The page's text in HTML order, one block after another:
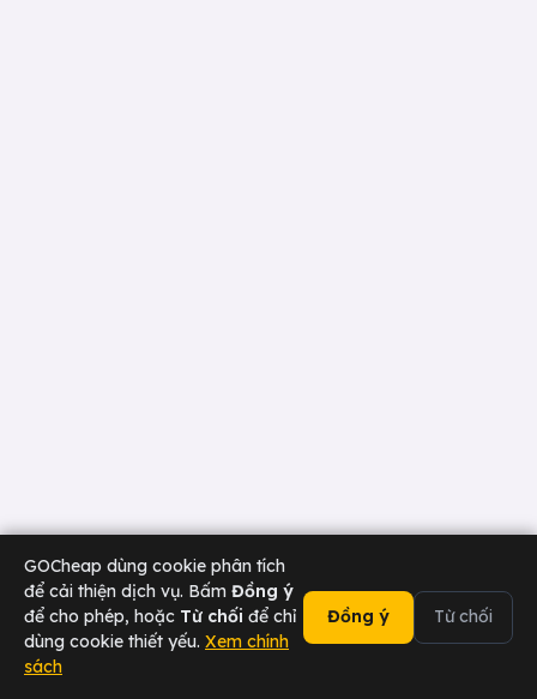
GOCheap dùng cookie phân tích
để cải thiện dịch vụ. Bấm Đồng ý
để cho phép, hoặc Từ chối để chỉ
dùng cookie thiết yếu. Xem chính
sách
Đồng ý Từ chối